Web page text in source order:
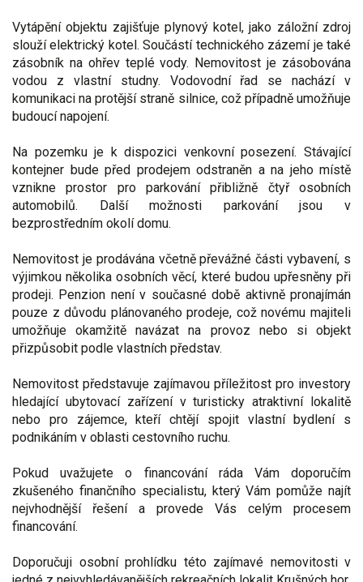
Vytápění objektu zajišťuje plynový kotel, jako záložní zdroj
slouží elektrický kotel. Součástí technického zázemí je také
zásobník na ohřev teplé vody. Nemovitost je zásobována
vodou z vlastní studny. Vodovodní řad se nachází v
komunikaci na protější straně silnice, což případně umožňuje
budoucí napojení.
Na pozemku je k dispozici venkovní posezení. Stávající
kontejner bude před prodejem odstraněn a na jeho místě
vznikne prostor pro parkování přibližně čtyř osobních
automobilů. Další možnosti parkování jsou v
bezprostředním okolí domu.
Nemovitost je prodávána včetně převážné části vybavení, s
výjimkou několika osobních věcí, které budou upřesněny při
prodeji. Penzion není v současné době aktivně pronajímán
pouze z důvodu plánovaného prodeje, což novému majiteli
umožňuje okamžitě navázat na provoz nebo si objekt
přizpůsobit podle vlastních představ.
Nemovitost představuje zajímavou příležitost pro investory
hledající ubytovací zařízení v turisticky atraktivní lokalitě
nebo pro zájemce, kteří chtějí spojit vlastní bydlení s
podnikáním v oblasti cestovního ruchu.
Pokud uvažujete o financování ráda Vám doporučím
zkušeného finančního specialistu, který Vám pomůže najít
nejvhodnější řešení a provede Vás celým procesem
financování.
Doporučuji osobní prohlídku této zajímavé nemovitosti v